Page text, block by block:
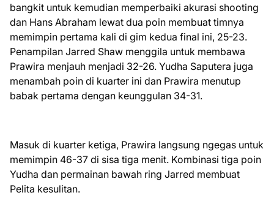
bangkit untuk kemudian memperbaiki akurasi shooting
dan Hans Abraham lewat dua poin membuat timnya
memimpin pertama kali di gim kedua final ini, 25-23.
Penampilan Jarred Shaw menggila untuk membawa
Prawira menjauh menjadi 32-26. Yudha Saputera juga
menambah poin di kuarter ini dan Prawira menutup
babak pertama dengan keunggulan 34-31.
Masuk di kuarter ketiga, Prawira langsung ngegas untuk
memimpin 46-37 di sisa tiga menit. Kombinasi tiga poin
Yudha dan permainan bawah ring Jarred membuat
Pelita kesulitan.